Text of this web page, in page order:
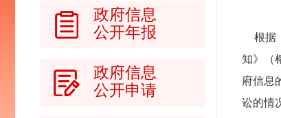
政府信息
公开年报
政府信息
公开申请
根据
知》（
府信息
讼的情